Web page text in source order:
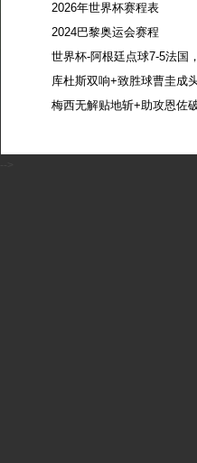
2026年世界杯赛程表
2024巴黎奥运会赛程
库杜斯双响+致胜球曹圭成